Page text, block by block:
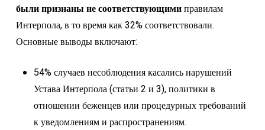
были признаны не соответствующимиправилам
Интерпола, в то время как 32% соответствовали.
Основные выводы включают:
54% случаев несоблюдения касались нарушений
Устава Интерпола (статьи 2 и 3), политики в
отношении беженцев или процедурных требований
к уведомлениям и распространениям.